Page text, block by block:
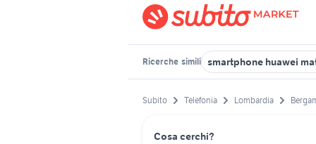
Ricerche simili smartphone huawei
Subito Telefonia Lombardia
Cosa cerchi?